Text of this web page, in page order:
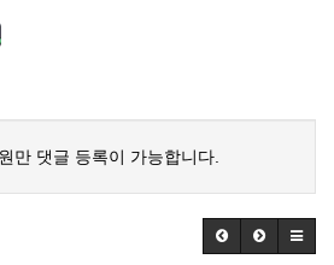
만 댓글 등록이 가능합니다.